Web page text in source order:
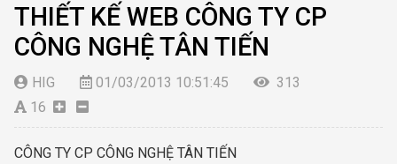
THIẾT KẾ WEB CÔNG TY CP
CÔNG NGHỆ TÂN TIẾN
HIG 01/03/2013 10:51:45
313
16
CÔNG TY CP CÔNG NGHỆ TÂN TIẾN